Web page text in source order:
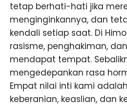
tetap berhati-hati jika
menginginkannya, dan
kendali setiap saat. Di
rasisme, penghakiman,
mendapat tempat.
mengedepankan rasa
Empat nilai inti kami
keberanian, keaslian, dan